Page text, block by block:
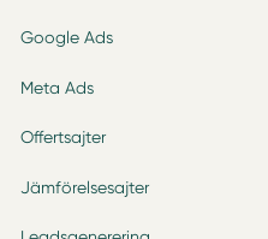
Google Ads
Meta Ads
Offertsajter
Jämförelsesajter